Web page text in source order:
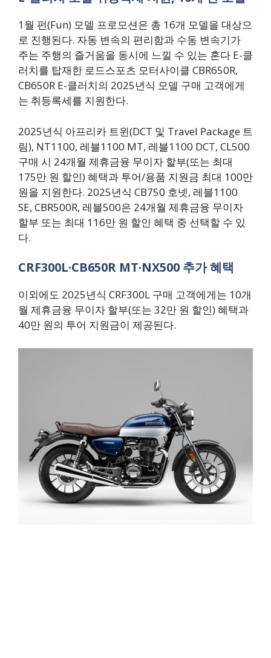
1월 펀(Fun) 모델 프로모션은 총 16개 모델을 대상으
로 진행된다. 자동 변속의 편리함과 수동 변속기가
주는 주행의 즐거움을 동시에 느낄 수 있는 혼다 E-클
러치를 탑재한 로드스포츠 모터사이클 CBR650R,
CB650R E-클러치의 2025년식 모델 구매 고객에게
는 취등록세를 지원한다.
2025년식 아프리카 트윈(DCT 및 Travel Package 트
림), NT1100, 레블1100 MT, 레블1100 DCT, CL500
구매 시 24개월 제휴금융 무이자 할부(또는 최대
175만 원 할인) 혜택과 투어/용품 지원금 최대 100만
원을 지원한다. 2025년식 CB750 호넷, 레블1100
SE, CBR500R, 레블500은 24개월 제휴금융 무이자
할부 또는 최대 116만 원 할인 혜택 중 선택할 수 있
다.
CRF300L·CB650R MT·NX500 추가 혜택
이외에도 2025년식 CRF300L 구매 고객에게는 10개
월 제휴금융 무이자 할부(또는 32만 원 할인) 혜택과
40만 원의 투어 지원금이 제공된다.